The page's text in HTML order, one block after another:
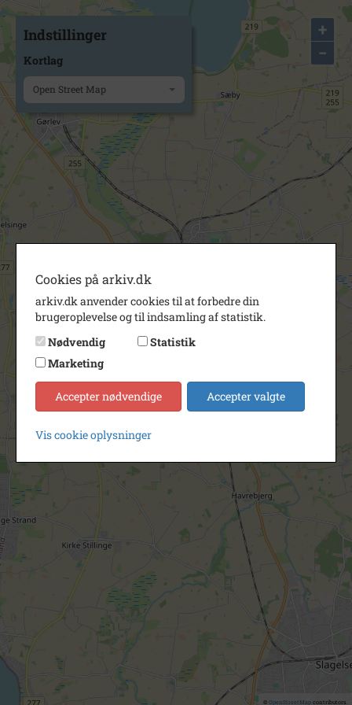
+
−
© OpenStreetMapcontributors.
Indstillinger
Kortlag
Open Street Map
Cookies på arkiv.dk
arkiv.dk anvender cookies til at forbedre din
brugeroplevelse og til indsamling af statistik.
Nødvendig
Statistik
Marketing
Accepter nødvendige Accepter valgte
Vis cookie oplysninger